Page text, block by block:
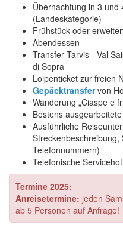
Übernachtung in 3 und
(Landeskategorie)
Frühstück oder
Abendessen
Transfer Tarvis - Val
di Sopra
Loipenticket zur freien
Gepäcktransfer von
Wanderung „Ciaspe e
Bestens
Ausführliche
Telefonnummern)
Telefonische
Termine 2025:
Anreisetermine: jeden
ab 5 Personen auf Anfrage!